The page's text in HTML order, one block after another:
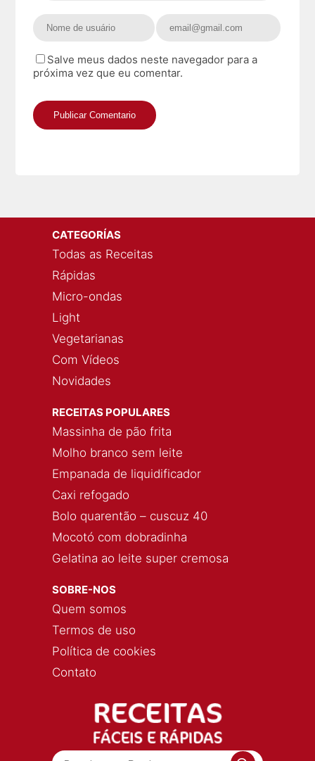
Salve meus dados neste navegador para a
próxima vez que eu comentar.
CATEGORÍAS
Todas as Receitas
Rápidas
Micro-ondas
Light
Vegetarianas
Com Vídeos
Novidades
RECEITAS POPULARES
Massinha de pão frita
Molho branco sem leite
Empanada de liquidificador
Caxi refogado
Bolo quarentão – cuscuz 40
Mocotó com dobradinha
Gelatina ao leite super cremosa
SOBRE-NOS
Quem somos
Termos de uso
Política de cookies
Contato